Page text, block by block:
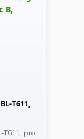
T611,
T611, pro